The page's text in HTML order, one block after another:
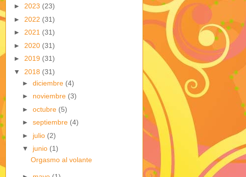
► 2023 (23)
► 2022 (31)
► 2021 (31)
► 2020 (31)
► 2019 (31)
▼ 2018 (31)
► diciembre (4)
► noviembre (3)
► octubre (5)
► septiembre (4)
► julio (2)
▼ junio (1)
Orgasmo al volante